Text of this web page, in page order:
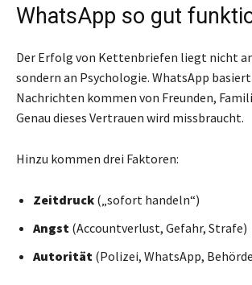
WhatsApp so gut
Der Erfolg von Kettenbriefen liegt nicht
sondern an Psychologie. WhatsApp
Nachrichten kommen von Freunden,
Genau dieses Vertrauen wird missbraucht.
Hinzu kommen drei Faktoren:
Zeitdruck („sofort handeln“)
Angst (Accountverlust, Gefahr, Strafe)
Autorität (Polizei, WhatsApp,